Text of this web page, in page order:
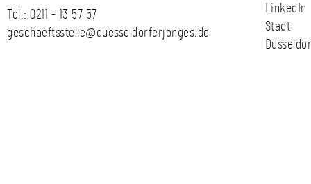
Tel.: 0211 - 13 57 57
geschaeftsstelle@duesseldorferjonges.de
LinkedIn
Stadt